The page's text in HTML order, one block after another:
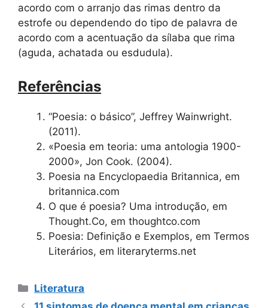
acordo com o arranjo das rimas dentro da
estrofe ou dependendo do tipo de palavra de
acordo com a acentuação da sílaba que rima
(aguda, achatada ou esdudula).
Referências
“Poesia: o básico”, Jeffrey Wainwright.
(2011).
«Poesia em teoria: uma antologia 1900-
2000», Jon Cook. (2004).
Poesia na Encyclopaedia Britannica, em
britannica.com
O que é poesia? Uma introdução, em
Thought.Co, em thoughtco.com
Poesia: Definição e Exemplos, em Termos
Literários, em literaryterms.net
Categorias
Literatura